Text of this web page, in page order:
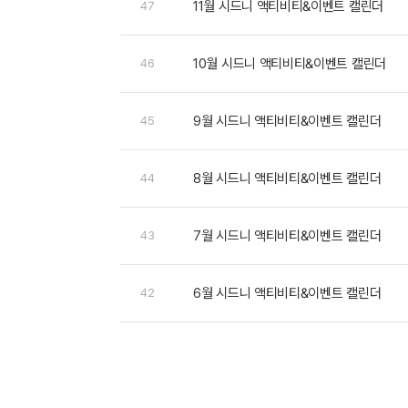
47 11월 시드니 액티비티&이벤트 캘린더
46 10월 시드니 액티비티&이벤트 캘린더
45 9월 시드니 액티비티&이벤트 캘린더
44 8월 시드니 액티비티&이벤트 캘린더
43 7월 시드니 액티비티&이벤트 캘린더
42 6월 시드니 액티비티&이벤트 캘린더